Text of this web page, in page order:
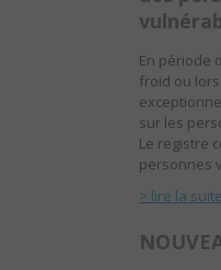
En période
froid ou
sur les
Le registre
personnes
> lire la suite